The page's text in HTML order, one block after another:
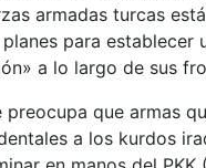
armadas turcas
para establecer
a lo largo de sus
preocupa que armas
a los kurdos